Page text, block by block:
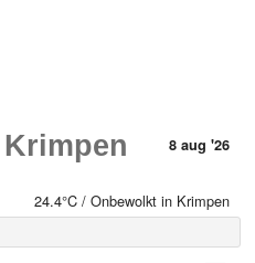
8 aug '26
24.4°C / Onbewolkt in Krimpen